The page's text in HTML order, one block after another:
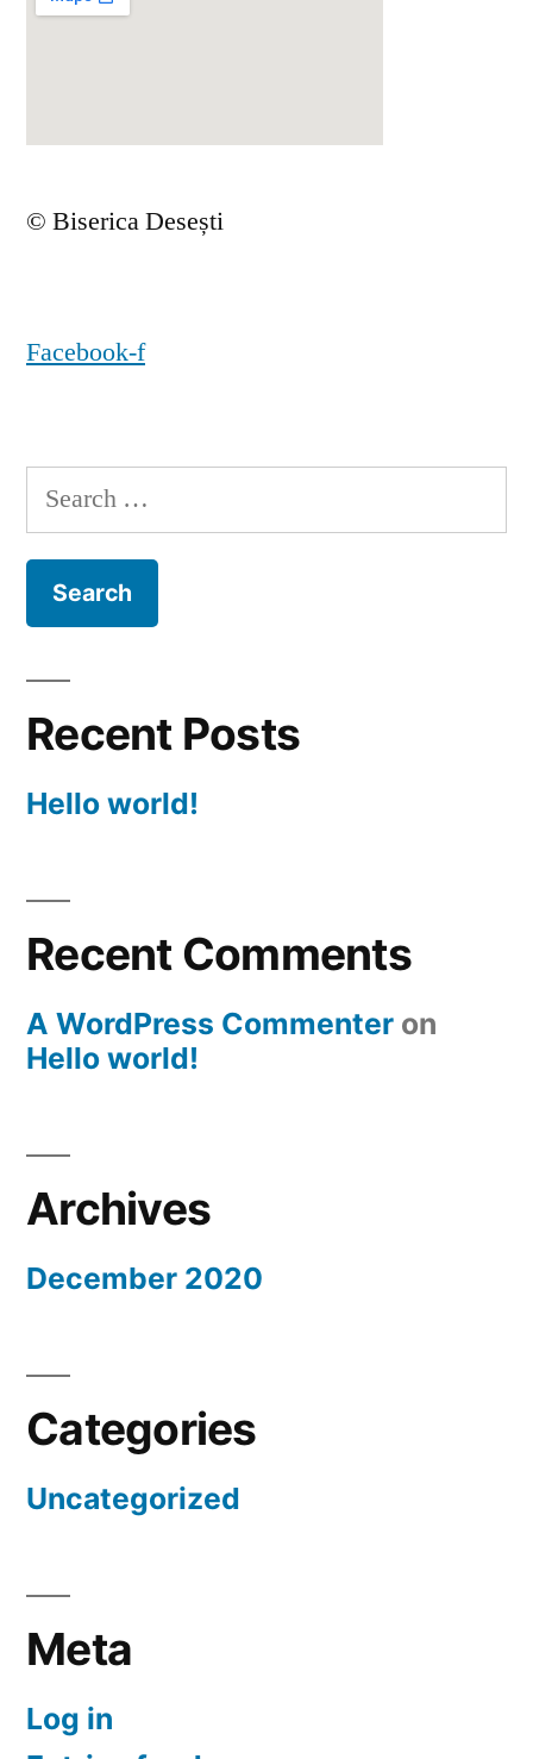
© Biserica Desești
Facebook-f
Search
for:
Recent Posts
Hello world!
Recent Comments
A WordPress Commenter on
Hello world!
Archives
December 2020
Categories
Uncategorized
Meta
Log in